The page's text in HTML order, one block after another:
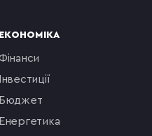
ЕКОНОМІКА
фінанси
інвестиції
бюджет
енергетика